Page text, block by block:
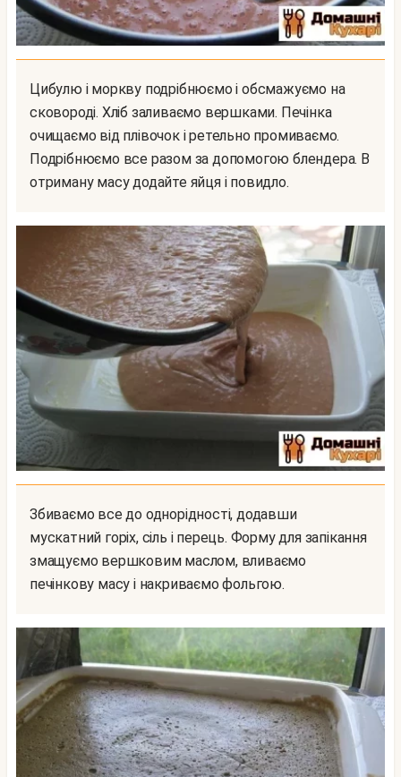
Цибулю і моркву подрібнюємо і обсмажуємо на
сковороді. Хліб заливаємо вершками. Печінка
очищаємо від плівочок і ретельно промиваємо.
Подрібнюємо все разом за допомогою блендера. В
отриману масу додайте яйця і повидло.
Збиваємо все до однорідності, додавши
мускатний горіх, сіль і перець. Форму для запікання
змащуємо вершковим маслом, вливаємо
печінкову масу і накриваємо фольгою.